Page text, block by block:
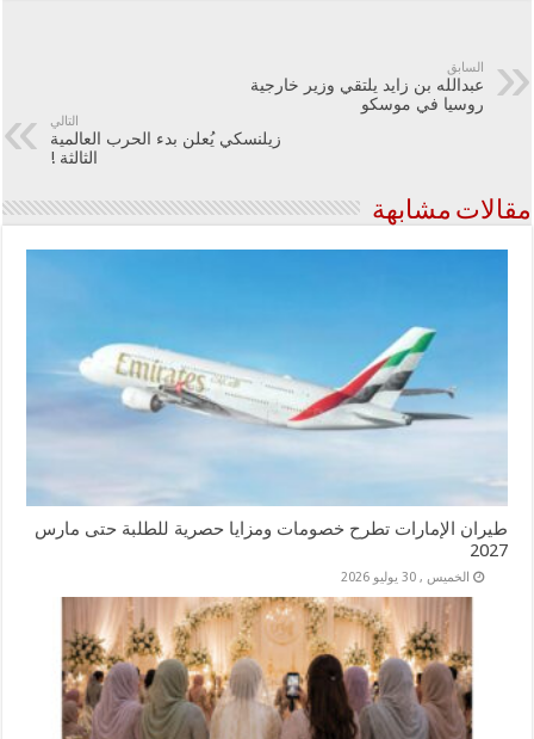
السابق
عبدالله بن زايد يلتقي وزير خارجية
روسيا في موسكو
التالي
زيلنسكي يُعلن بدء الحرب العالمية
الثالثة !
مقالات مشابهة
طيران الإمارات تطرح خصومات ومزايا حصرية للطلبة حتى مارس
2027
الخميس , 30 يوليو 2026